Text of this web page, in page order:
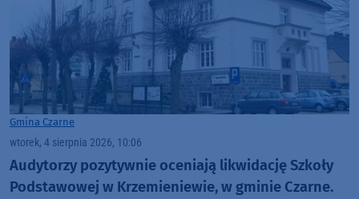
Gmina Czarne
wtorek, 4 sierpnia 2026, 10:06
Audytorzy pozytywnie oceniają likwidację Szkoły
Podstawowej w Krzemieniewie, w gminie Czarne.